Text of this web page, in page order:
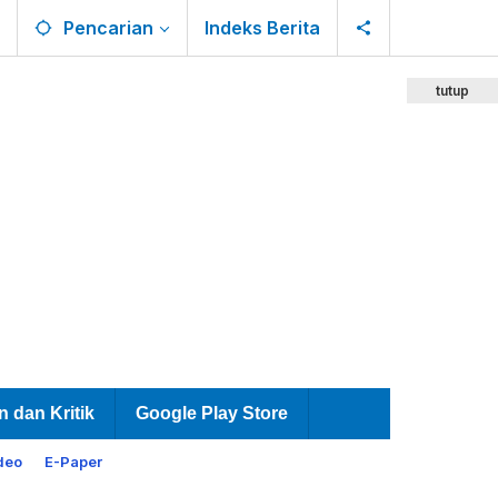
Pencarian Indeks Berita
dan Kritik Google Play Store
E-Paper
tutup